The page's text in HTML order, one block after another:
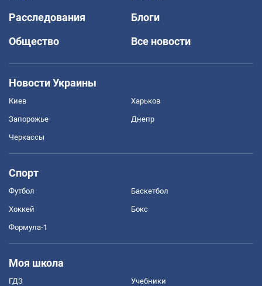
Расследования
Блоги
Общество
Все новости
Новости Украины
Киев Харьков
Запорожье Днепр
Черкассы
Спорт
Футбол Баскетбол
Хоккей Бокс
Формула-1
Моя школа
ГДЗ Учебники